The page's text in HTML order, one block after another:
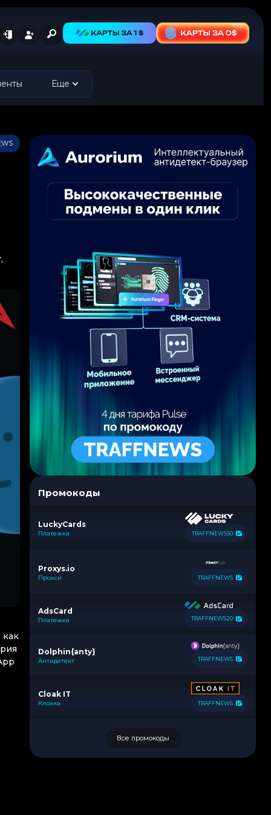
Еще
как
Промокоды
LuckyCards
Платежка TRAFFNEWS50
Proxys.io
Прокси TRAFFNEWS
AdsCard
Платежка TRAFFNEWS20
Dolphin{anty}
Антидетект TRAFFNEWS
Cloak IT
Клоака TRAFFNEWS
Все промокоды